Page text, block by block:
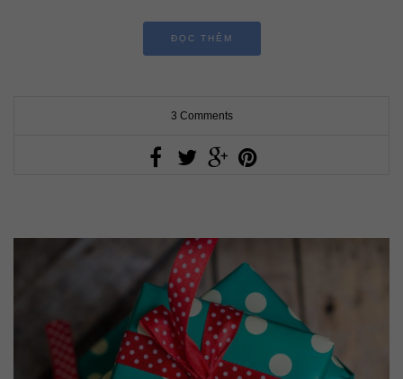
ĐỌC THÊM
3 Comments